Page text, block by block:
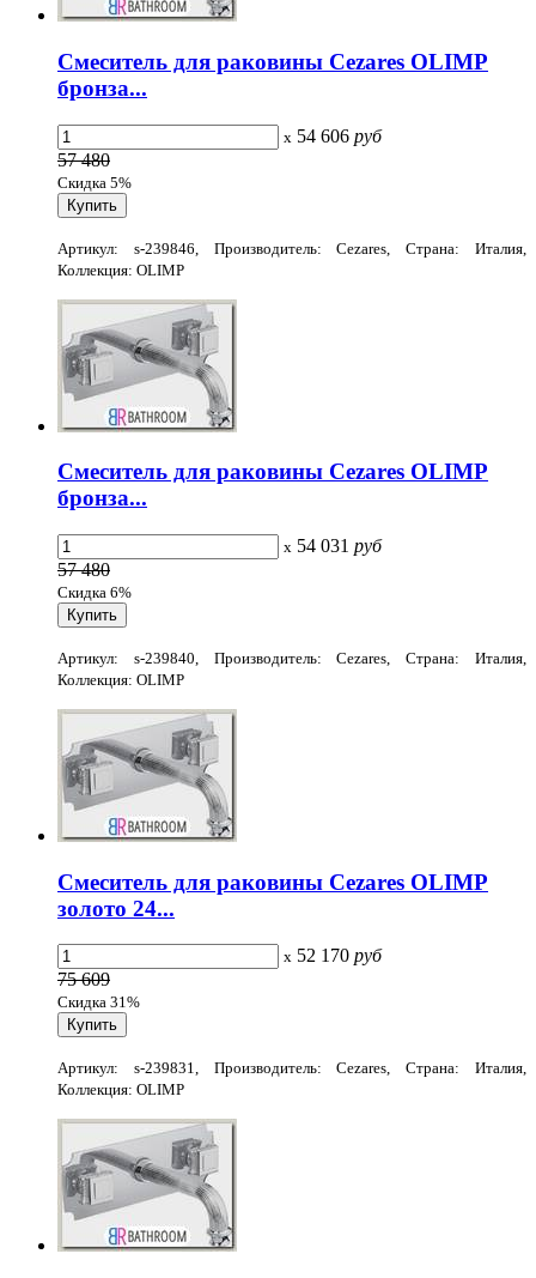
Смеситель для раковины Cezares OLIMP
бронза...
x 54 606 руб
57 480
Скидка 5%
Артикул: s-239846, Производитель: Cezares, Страна: Италия,
Коллекция: OLIMP
Смеситель для раковины Cezares OLIMP
бронза...
x 54 031 руб
57 480
Скидка 6%
Артикул: s-239840, Производитель: Cezares, Страна: Италия,
Коллекция: OLIMP
Смеситель для раковины Cezares OLIMP
золото 24...
x 52 170 руб
75 609
Скидка 31%
Артикул: s-239831, Производитель: Cezares, Страна: Италия,
Коллекция: OLIMP